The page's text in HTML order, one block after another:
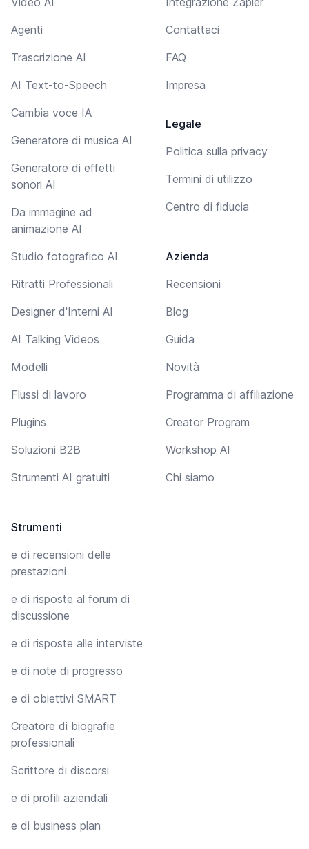
Agenti
Trascrizione AI
AI Text-to-Speech
Cambia voce IA
Generatore di musica AI
Generatore di effetti
sonori AI
Da immagine ad
animazione AI
Studio fotografico AI
Ritratti Professionali
Designer d'Interni AI
AI Talking Videos
Modelli
Flussi di lavoro
Plugins
Soluzioni B2B
Strumenti AI gratuiti
Strumenti
e di recensioni delle
prestazioni
e di risposte al forum di
discussione
e di risposte alle interviste
e di note di progresso
e di obiettivi SMART
Creatore di biografie
professionali
Scrittore di discorsi
e di profili aziendali
e di business plan
Contattaci
FAQ
Impresa
Legale
Politica sulla privacy
Termini di utilizzo
Centro di fiducia
Azienda
Recensioni
Blog
Guida
Novità
Programma di affiliazione
Creator Program
Workshop AI
Chi siamo